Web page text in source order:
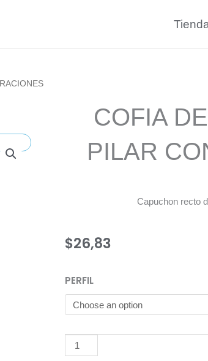
COFIA
PILAR
Capuchon recto
$26,83
PERFIL
COFIA
DE
IMPRESION
PILAR